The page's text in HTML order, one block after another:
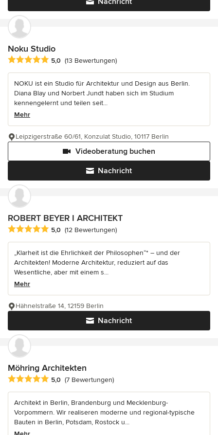
Noku Studio
Durchschnittliche Bewertung: 5 von 5 Sternen
5,0 (13 Bewertungen)
NOKU ist ein Studio für Architektur und Design aus Berlin.
Diana Blay und Norbert Jundt haben sich im Studium
kennengelernt und teilen seit...
Mehr
Nachricht
Videoberatung buchen
Leipzigerstraße 60/61, Konzulat Studio, 10117 Berlin
ROBERT BEYER I ARCHITEKT
Durchschnittliche Bewertung: 5 von 5 Sternen
5,0 (12 Bewertungen)
„Klarheit ist die Ehrlichkeit der Philosophen“* – und der
Architekten! Moderne Architektur, reduziert auf das
Wesentliche, aber mit einem s...
Mehr
Nachricht
Hähnelstraße 14, 12159 Berlin
Möhring Architekten
Durchschnittliche Bewertung: 5 von 5 Sternen
5,0 (7 Bewertungen)
Architekt in Berlin, Brandenburg und Mecklenburg-
Vorpommern. Wir realiseren moderne und regional-typische
Bauten in Berlin, Potsdam, Rostock u...